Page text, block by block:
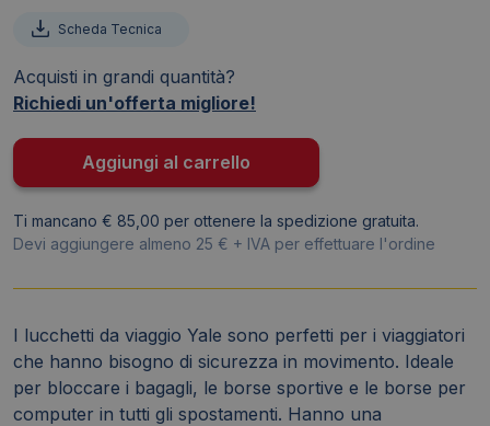
28
YYP1/28/121/1R
quantità
Scheda Tecnica
Acquisti in grandi quantità?
Richiedi un'offerta migliore!
Aggiungi al carrello
Ti mancano € 85,00 per ottenere la spedizione gratuita.
Devi aggiungere almeno 25 € + IVA per effettuare l'ordine
I lucchetti da viaggio Yale sono perfetti per i viaggiatori
che hanno bisogno di sicurezza in movimento. Ideale
per bloccare i bagagli, le borse sportive e le borse per
computer in tutti gli spostamenti. Hanno una